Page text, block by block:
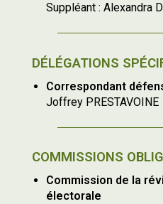
Suppléant : Alexandra
DÉLÉGATIONS
Correspondant
Joffrey PRESTAVOINE
COMMISSIONS
Commission de la
électorale